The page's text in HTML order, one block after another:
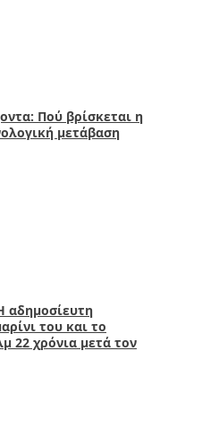
Πού βρίσκεται η
μετάβαση
αδημοσίευτη
του και το
22 χρόνια μετά τον